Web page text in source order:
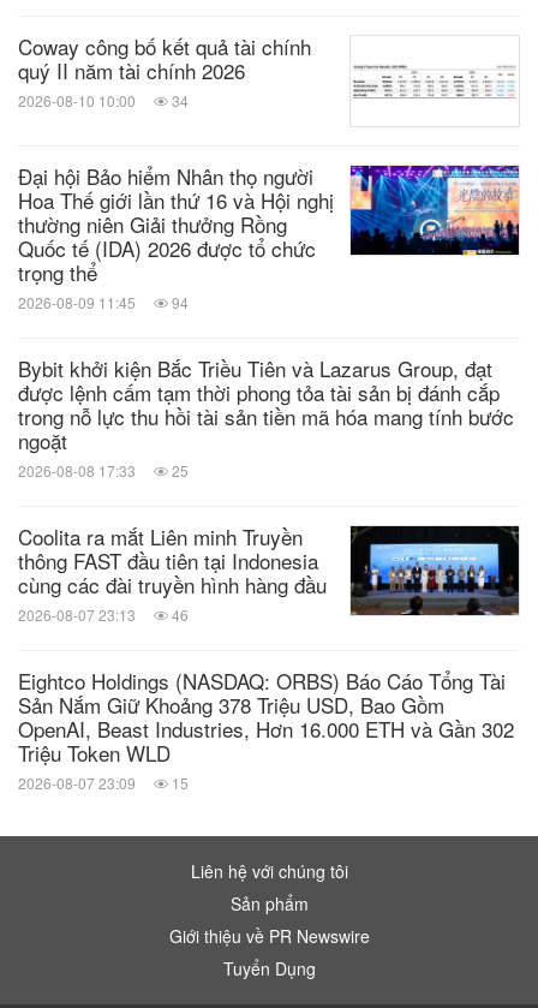
Coway công bố kết quả tài chính
quý II năm tài chính 2026
2026-08-10 10:00 34
Đại hội Bảo hiểm Nhân thọ người
Hoa Thế giới lần thứ 16 và Hội nghị
thường niên Giải thưởng Rồng
Quốc tế (IDA) 2026 được tổ chức
trọng thể
2026-08-09 11:45 94
Bybit khởi kiện Bắc Triều Tiên và Lazarus Group, đạt
được lệnh cấm tạm thời phong tỏa tài sản bị đánh cắp
trong nỗ lực thu hồi tài sản tiền mã hóa mang tính bước
ngoặt
2026-08-08 17:33 25
Coolita ra mắt Liên minh Truyền
thông FAST đầu tiên tại Indonesia
cùng các đài truyền hình hàng đầu
2026-08-07 23:13 46
Eightco Holdings (NASDAQ: ORBS) Báo Cáo Tổng Tài
Sản Nắm Giữ Khoảng 378 Triệu USD, Bao Gồm
OpenAI, Beast Industries, Hơn 16.000 ETH và Gần 302
Triệu Token WLD
2026-08-07 23:09 15
Liên hệ với chúng tôi
Sản phẩm
Giới thiệu về PR Newswire
Tuyển Dụng